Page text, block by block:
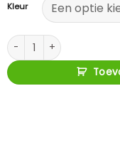
Kleur
Vitrine Lago aantal